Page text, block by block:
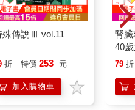
殊傳說Ⅲ vol.11
折 特價 253 元
加入購物車
腎
40
就
79 折